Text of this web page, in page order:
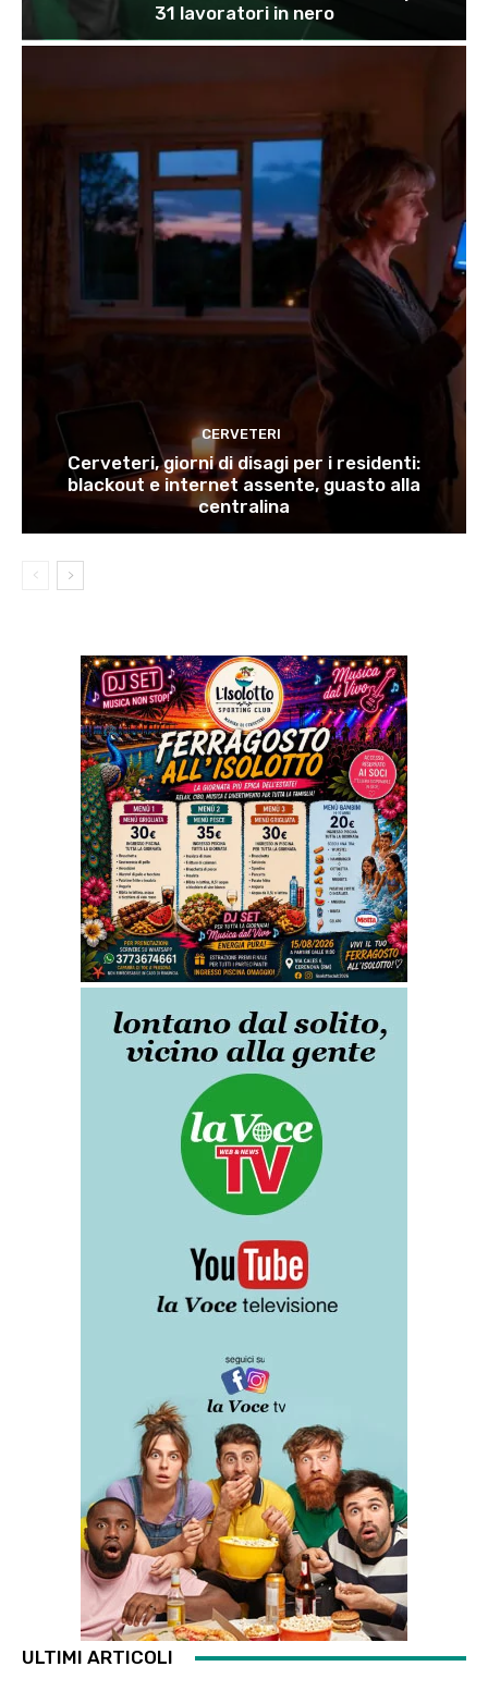
31 lavoratori in nero
CERVETERI
Cerveteri, giorni di disagi per i residenti:
blackout e internet assente, guasto alla
centralina
ULTIMI ARTICOLI